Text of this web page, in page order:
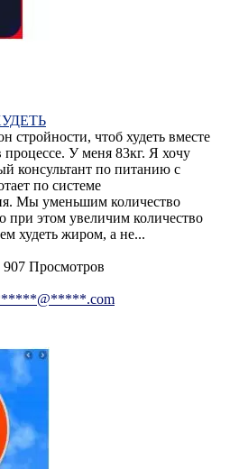
стройности, чтоб худеть вместе
У меня 83кг. Я хочу
консультант по питанию с
по системе
Мы уменьшим количество
при этом увеличим количество
худеть жиром, а не...
907 Просмотров